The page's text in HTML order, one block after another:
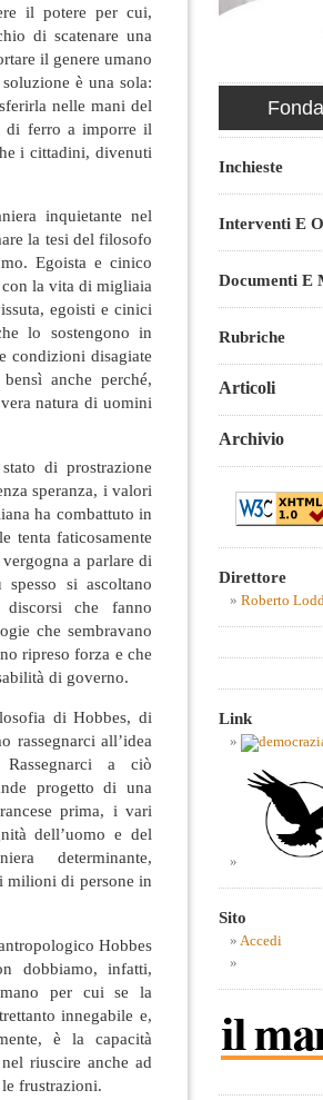
il potere per cui,
di scatenare una
il genere umano
è una sola:
nelle mani del
di ferro a imporre il
i cittadini, divenuti
inquietante nel
la tesi del filosofo
Egoista e cinico
la vita di migliaia
egoisti e cinici
lo sostengono in
condizioni disagiate
anche perché,
natura di uomini
di prostrazione
speranza, i valori
ha combattuto in
tenta faticosamente
a parlare di
spesso si ascoltano
che fanno
che sembravano
ripreso forza e che
di governo.
di Hobbes, di
rassegnarci all’idea
a ciò
progetto di una
prima, i vari
dell’uomo e del
determinante,
milioni di persone in
Hobbes
dobbiamo, infatti,
per cui se la
innegabile e,
è la capacità
riuscire anche ad
frustrazioni.
Inchieste
Interventi E
Documenti E
Rubriche
Articoli
Archivio
Direttore
Roberto
Link
Sito
Accedi